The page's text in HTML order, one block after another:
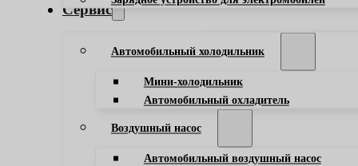
Сервис
Автомобильный холодильник
Мини-холодильник
Автомобильный охладитель
Воздушный насос
Автомобильный воздушный насос